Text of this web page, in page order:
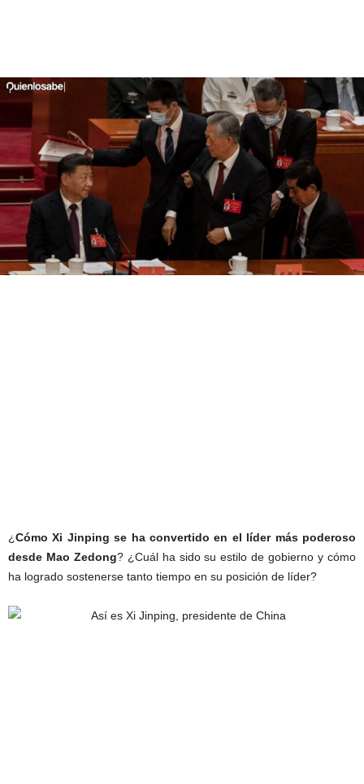
¿Cómo Xi Jinping se ha convertido en el líder más poderoso
desde Mao Zedong? ¿Cuál ha sido su estilo de gobierno y cómo
ha logrado sostenerse tanto tiempo en su posición de líder?